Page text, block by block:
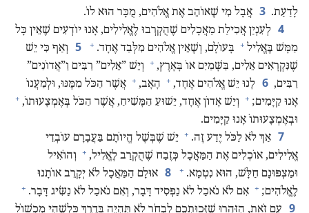
לָדַעַת.‏ 3 אֲבָל מִי שֶׁאוֹהֵב אֶת אֱלֹהִים,‏ מֻכָּר הוּא לוֹ.‏
4 לְעִנְיַן אֲכִילַת מַאֲכָלִים שֶׁהֻקְרְבוּ לֶאֱלִילִים,‏ אָנוּ יוֹדְעִים שֶׁאֵין כָּל
מַמָּשׁ בֶּאֱלִיל + בָּעוֹלָם,‏ וְשֶׁאֵין אֱלֹהִים מִלְּבַד אֶחָד.‏ +
5 וְאַף כִּי יֵשׁ
שֶׁנִּקְרָאִים אֵלִים,‏ בַּשָּׁמַיִם אוֹ בָּאָרֶץ,‏ + וְיֵשׁ ”‏אֵלִים”‏ רַבִּים וַ”‏אֲדוֹנִים”‏
רַבִּים,‏ 6 לָנוּ יֵשׁ אֱלֹהִים אֶחָד,‏ + הָאָב,‏ + אֲשֶׁר הַכֹּל מִמֶּנּוּ,‏ וּלְמַעֲנוֹ
אָנוּ קַיָּמִים;‏ + וְיֵשׁ אָדוֹן אֶחָד,‏ יֵשׁוּעַ הַמָּשִׁיחַ,‏ אֲשֶׁר הַכֹּל בְּאֶמְצָעוּתוֹ,‏ +
וּבְאֶמְצָעוּתוֹ אָנוּ קַיָּמִים.‏
7 אַךְ לֹא לַכֹּל יֶדַע זֶה.‏ + יֵשׁ שֶׁבְּשֶׁל הֱיוֹתָם בַּעֲבָרָם עוֹבְדֵי
אֱלִילִים,‏ אוֹכְלִים אֶת הַמַּאֲכָל כְּזֶבַח שֶׁהֻקְרַב לֶאֱלִיל,‏ + וְהוֹאִיל
וּמַצְפּוּנָם חַלָּשׁ,‏ הוּא נִטְמָא.‏ +
8 אוּלָם הַמַּאֲכָל לֹא יְקָרֵב אוֹתָנוּ
לֶאֱלֹהִים;‏ + אִם לֹא נֹאכַל לֹא נַפְסִיד דָּבָר,‏ וְאִם נֹאכַל לֹא נַשִּׂיג דָּבָר.‏ +
9 עִם זֹאת,‏ הִזָּהֲרוּ שֶׁזְּכוּתְכֶם לִבְחֹר לֹא תִּהְיֶה בְּדֶרֶךְ כָּלְשֶׁהִי מִכְשׁוֹל